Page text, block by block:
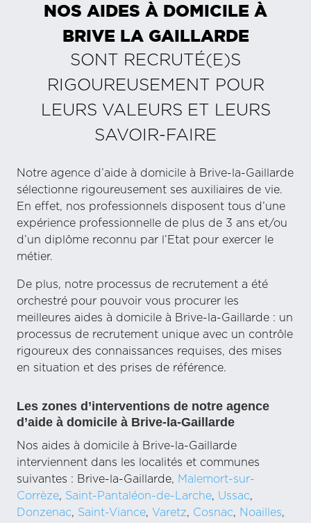
NOS AIDES À DOMICILE À
BRIVE LA GAILLARDE
SONT RECRUTÉ(E)S
RIGOUREUSEMENT POUR
LEURS VALEURS ET LEURS
SAVOIR-FAIRE
Notre agence d’aide à domicile à Brive-la-Gaillarde
sélectionne rigoureusement ses auxiliaires de vie.
En effet, nos professionnels disposent tous d’une
expérience professionnelle de plus de 3 ans et/ou
d’un diplôme reconnu par l’Etat pour exercer le
métier.
De plus, notre processus de recrutement a été
orchestré pour pouvoir vous procurer les
meilleures aides à domicile à Brive-la-Gaillarde : un
processus de recrutement unique avec un contrôle
rigoureux des connaissances requises, des mises
en situation et des prises de référence.
Les zones d’interventions de notre agence
d’aide à domicile à Brive-la-Gaillarde
Nos aides à domicile à Brive-la-Gaillarde
interviennent dans les localités et communes
suivantes : Brive-la-Gaillarde, Malemort-sur-
Corrèze, Saint-Pantaléon-de-Larche, Ussac,
Donzenac, Saint-Viance, Varetz, Cosnac, Noailles,